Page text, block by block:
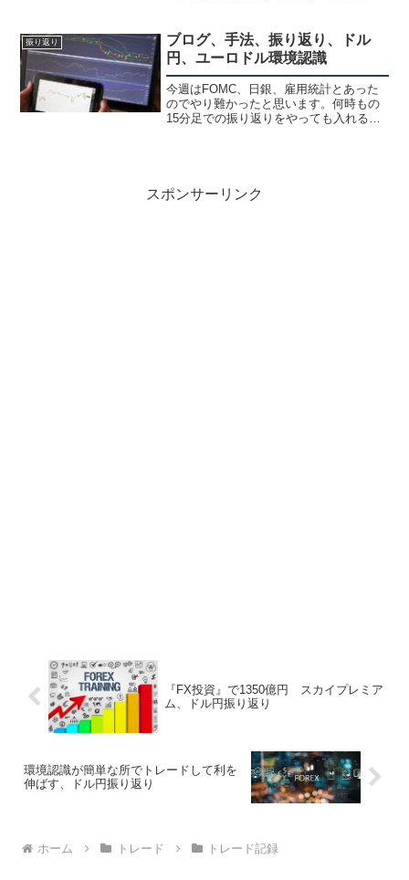
コチョコ値幅取りですｗ1分のスキャの練
習中なのでlotも入...
振り返り
ブログ、手法、振り返り、ドル
円、ユーロドル環境認識
今週はFOMC、日銀、雇用統計とあった
のでやり難かったと思います。何時もの
15分足での振り返りをやっても入れる所
スポンサーリンク
『FX投資』で1350億円 スカイプレミア
ム、ドル円振り返り
環境認識が簡単な所でトレードして利を
伸ばす、ドル円振り返り
ホーム トレード トレード記録